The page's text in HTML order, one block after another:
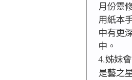
月份靈
用紙本
中有更
中。
4.姊妹
是藝之